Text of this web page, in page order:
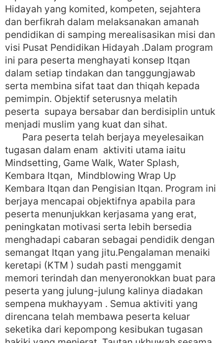
Hidayah yang komited, kompeten, sejahtera
dan berfikrah dalam melaksanakan amanah
pendidikan di samping merealisasikan misi dan
visi Pusat Pendidikan Hidayah .Dalam program
ini para peserta menghayati konsep Itqan
dalam setiap tindakan dan tanggungjawab
serta membina sifat taat dan thiqah kepada
pemimpin. Objektif seterusnya melatih
peserta supaya bersabar dan berdisiplin untuk
menjadi muslim yang kuat dan sihat.
Para peserta telah berjaya meyelesaikan
tugasan dalam enam aktiviti utama iaitu
Mindsetting, Game Walk, Water Splash,
Kembara Itqan, Mindblowing Wrap Up
Kembara Itqan dan Pengisian Itqan. Program ini
berjaya mencapai objektifnya apabila para
peserta menunjukkan kerjasama yang erat,
peningkatan motivasi serta lebih bersedia
menghadapi cabaran sebagai pendidik dengan
semangat Itqan yang jitu.Pengalaman menaiki
keretapi (KTM ) sudah pasti menggamit
memori terindah dan menyeronokkan buat para
peserta yang julung-julung kalinya diadakan
sempena mukhayyam . Semua aktiviti yang
direncana telah membawa peserta keluar
seketika dari kepompong kesibukan tugasan